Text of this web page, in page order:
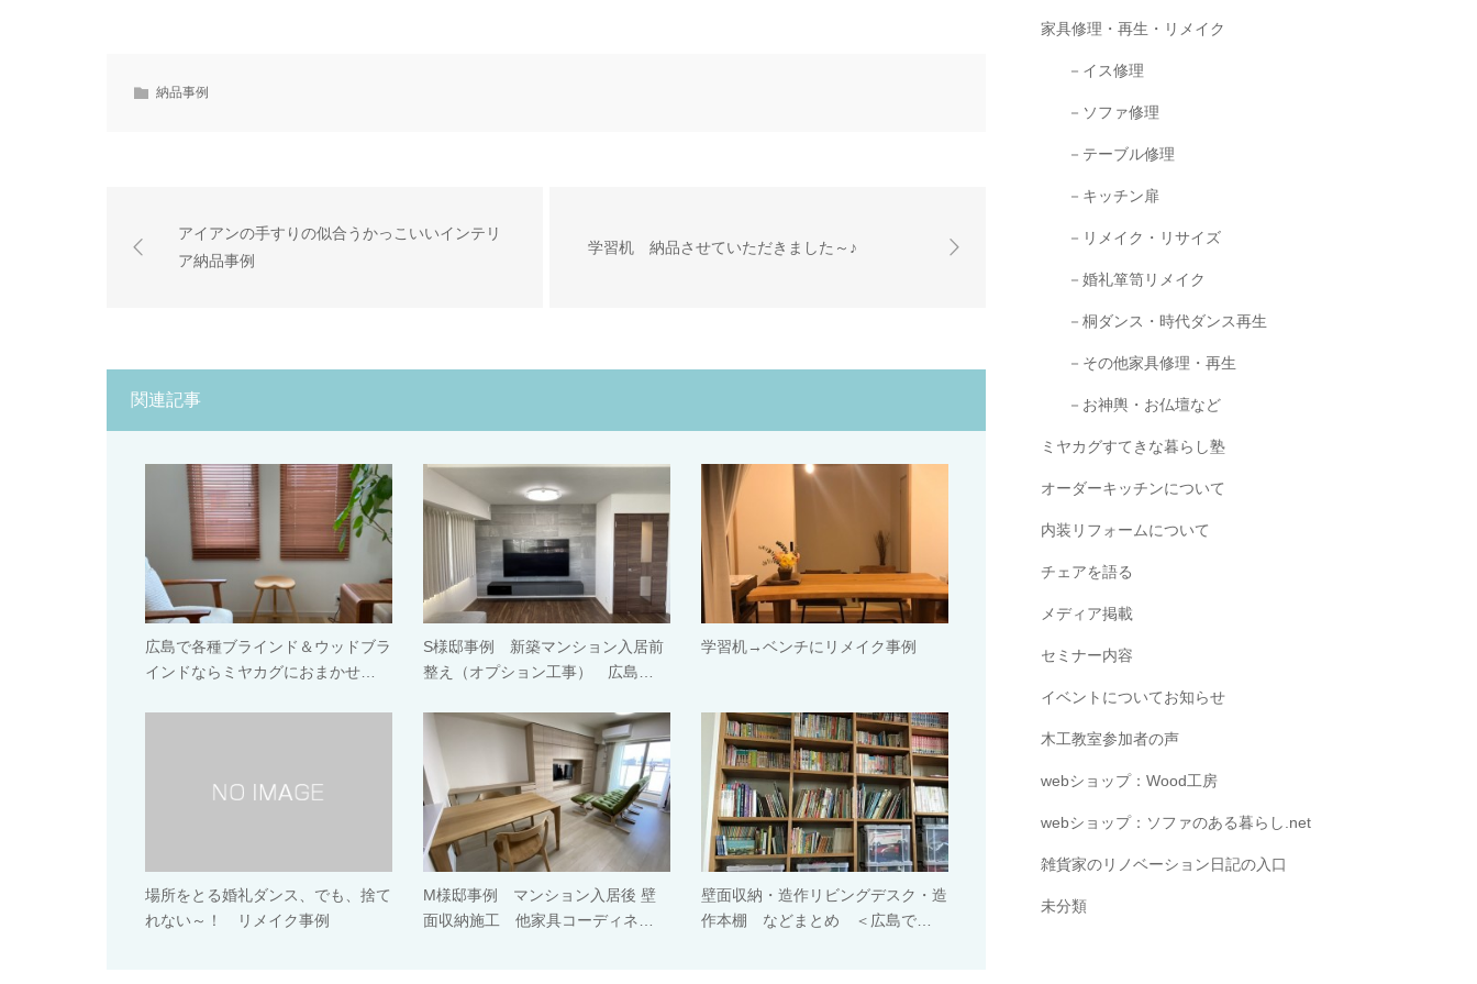
納品事例
アイアンの手すりの似合うかっこいいインテリ
ア納品事例
学習机 納品させていただきました～♪
関連記事
広島で各種ブラインド＆ウッドブラ
インドならミヤカグにおまかせ…
S様邸事例 新築マンション入居前
整え（オプション工事） 広島…
学習机→ベンチにリメイク事例
場所をとる婚礼ダンス、でも、捨て
れない～！ リメイク事例
M様邸事例 マンション入居後 壁
面収納施工 他家具コーディネ…
壁面収納・造作リビングデスク・造
作本棚 などまとめ ＜広島で…
家具修理・再生・リメイク
－イス修理
－ソファ修理
－テーブル修理
－キッチン扉
－リメイク・リサイズ
－婚礼箪笥リメイク
－桐ダンス・時代ダンス再生
－その他家具修理・再生
－お神輿・お仏壇など
ミヤカグすてきな暮らし塾
オーダーキッチンについて
内装リフォームについて
チェアを語る
メディア掲載
セミナー内容
イベントについてお知らせ
木工教室参加者の声
webショップ：Wood工房
webショップ：ソファのある暮らし.net
雑貨家のリノベーション日記の入口
未分類